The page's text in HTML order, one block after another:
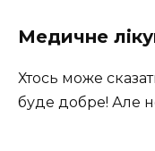
Медичне
Хтось може
буде добре! Але